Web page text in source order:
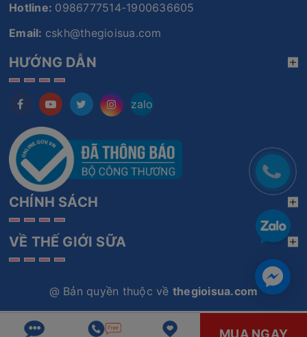
Hotline: 0986777514-1900636605
Email: cskh@thegioisua.com
HƯỚNG DẪN
zalo
CHÍNH SÁCH
VỀ THẾ GIỚI SỮA
@ Bản quyền thuộc về thegioisua.com